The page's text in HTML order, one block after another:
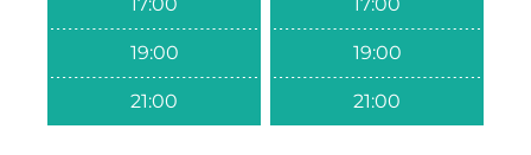
19:00
21:00
19:00
21:00